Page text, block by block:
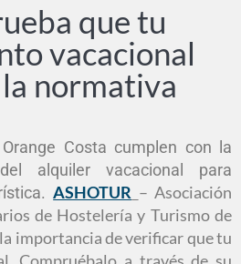
que tu
vacacional
normativa​
Costa cumplen con la
alquiler vacacional para
ASHOTUR – Asociación
de Hostelería y Turismo de
importancia de verificar que tu
Compruébalo a través de su